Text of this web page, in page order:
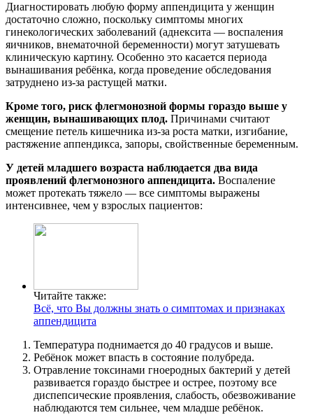
Диагностировать любую форму аппендицита у женщин
достаточно сложно, поскольку симптомы многих
гинекологических заболеваний (аднексита — воспаления
яичников, внематочной беременности) могут затушевать
клиническую картину. Особенно это касается периода
вынашивания ребёнка, когда проведение обследования
затруднено из-за растущей матки.
Кроме того, риск флегмонозной формы гораздо выше у
женщин, вынашивающих плод. Причинами считают
смещение петель кишечника из-за роста матки, изгибание,
растяжение аппендикса, запоры, свойственные беременным.
У детей младшего возраста наблюдается два вида
проявлений флегмонозного аппендицита. Воспаление
может протекать тяжело — все симптомы выражены
интенсивнее, чем у взрослых пациентов:
Читайте также:
Всё, что Вы должны знать о симптомах и признаках
аппендицита
Температура поднимается до 40 градусов и выше.
Ребёнок может впасть в состояние полубреда.
Отравление токсинами гноеродных бактерий у детей
развивается гораздо быстрее и острее, поэтому все
диспепсические проявления, слабость, обезвоживание
наблюдаются тем сильнее, чем младше ребёнок.